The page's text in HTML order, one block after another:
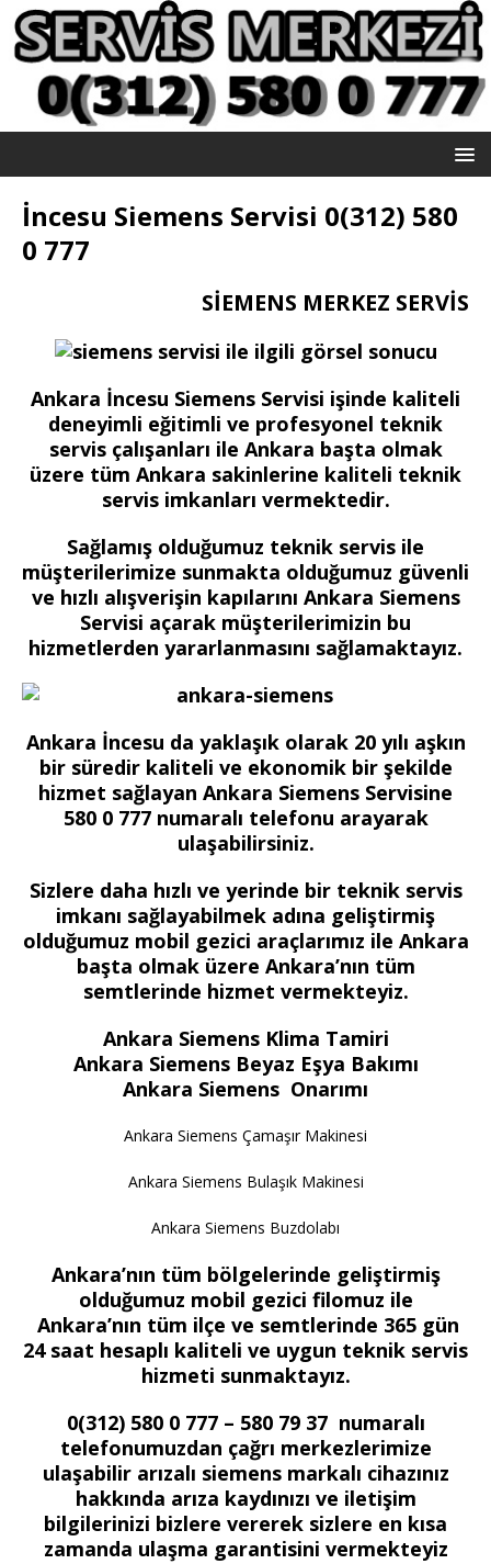
İncesu Siemens Servisi 0(312) 580
0 777
SİEMENS MERKEZ SERVİS
Ankara İncesu Siemens Servisi işinde kaliteli
deneyimli eğitimli ve profesyonel teknik
servis çalışanları ile Ankara başta olmak
üzere tüm Ankara sakinlerine kaliteli teknik
servis imkanları vermektedir.
Sağlamış olduğumuz teknik servis ile
müşterilerimize sunmakta olduğumuz güvenli
ve hızlı alışverişin kapılarını Ankara Siemens
Servisi açarak müşterilerimizin bu
hizmetlerden yararlanmasını sağlamaktayız.
Ankara İncesu da yaklaşık olarak 20 yılı aşkın
bir süredir kaliteli ve ekonomik bir şekilde
hizmet sağlayan Ankara Siemens Servisine
580 0 777 numaralı telefonu arayarak
ulaşabilirsiniz.
Sizlere daha hızlı ve yerinde bir teknik servis
imkanı sağlayabilmek adına geliştirmiş
olduğumuz mobil gezici araçlarımız ile Ankara
başta olmak üzere Ankara’nın tüm
semtlerinde hizmet vermekteyiz.
Ankara Siemens Klima Tamiri
Ankara Siemens Beyaz Eşya Bakımı
Ankara Siemens Onarımı
Ankara Siemens Çamaşır Makinesi
Ankara Siemens Bulaşık Makinesi
Ankara Siemens Buzdolabı
Ankara’nın tüm bölgelerinde geliştirmiş
olduğumuz mobil gezici filomuz ile
Ankara’nın tüm ilçe ve semtlerinde 365 gün
24 saat hesaplı kaliteli ve uygun teknik servis
hizmeti sunmaktayız.
0(312) 580 0 777 – 580 79 37 numaralı
telefonumuzdan çağrı merkezlerimize
ulaşabilir arızalı siemens markalı cihazınız
hakkında arıza kaydınızı ve iletişim
bilgilerinizi bizlere vererek sizlere en kısa
zamanda ulaşma garantisini vermekteyiz